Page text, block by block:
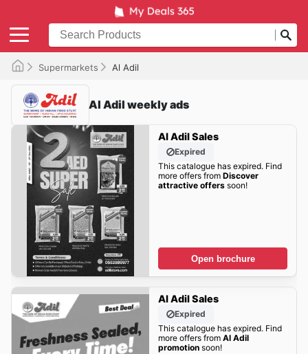
Supermarkets Al Adil
Al Adil weekly ads
Al Adil Sales
Expired
This catalogue has expired. Find
more offers from Discover
attractive offerssoon!
Open brochure
Al Adil Sales
Expired
This catalogue has expired. Find
more offers from Al Adil
promotionsoon!